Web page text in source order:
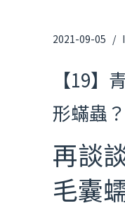
2021-09-05
【19】
形蟎蟲？
再談
毛囊